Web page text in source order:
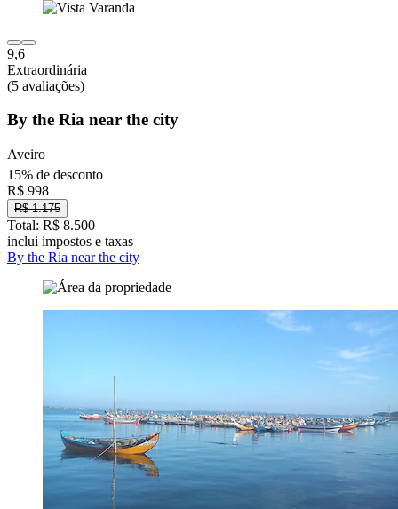
9,6
Extraordinária
(5 avaliações)
By the Ria near the city
Aveiro
15% de desconto
R$ 998
R$ 1.175
Total: R$ 8.500
inclui impostos e taxas
By the Ria near the city